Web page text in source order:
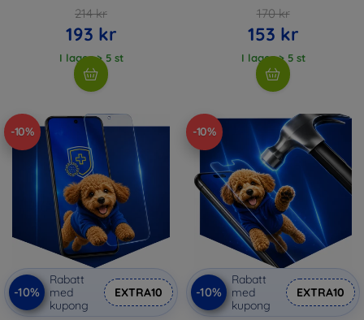
214 kr
193 kr
I lager > 5 st
170 kr
153 kr
I lager > 5 st
-10%
-10%
Rabatt
med
kupong
EXTRA10
-10%
-10%
Rabatt
med
kupong
EXTRA10